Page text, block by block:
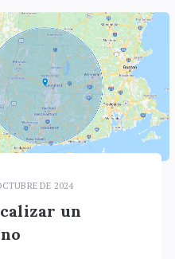
DE 2024
un